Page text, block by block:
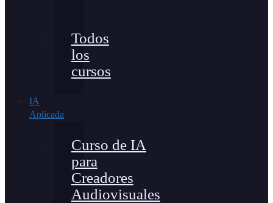
Todos
los
cursos
IA
Aplicada
Curso de IA
para
Creadores
Audiovisuales